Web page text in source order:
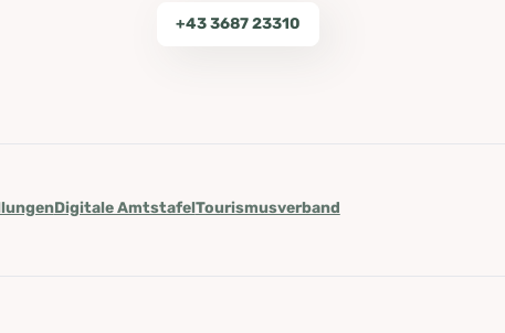
+43 3687 23310
Digitale AmtstafelTourismusverband